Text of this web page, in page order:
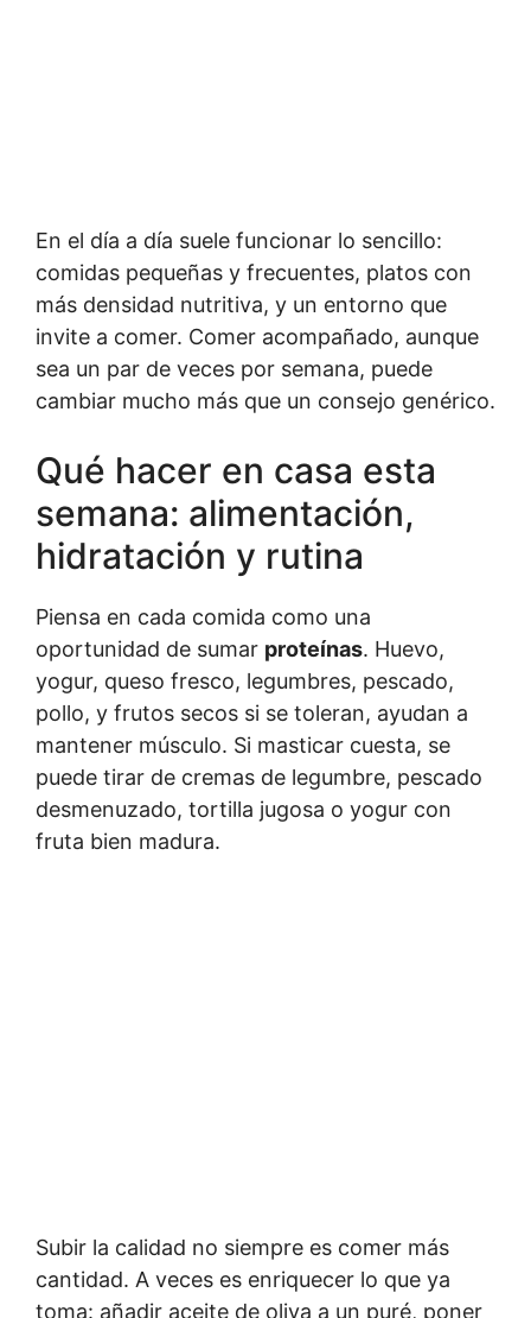
En el día a día suele funcionar lo sencillo:
comidas pequeñas y frecuentes, platos con
más densidad nutritiva, y un entorno que
invite a comer. Comer acompañado, aunque
sea un par de veces por semana, puede
cambiar mucho más que un consejo genérico.
Qué hacer en casa esta
semana: alimentación,
hidratación y rutina
Piensa en cada comida como una
oportunidad de sumar proteínas. Huevo,
yogur, queso fresco, legumbres, pescado,
pollo, y frutos secos si se toleran, ayudan a
mantener músculo. Si masticar cuesta, se
puede tirar de cremas de legumbre, pescado
desmenuzado, tortilla jugosa o yogur con
fruta bien madura.
Subir la calidad no siempre es comer más
cantidad. A veces es enriquecer lo que ya
toma: añadir aceite de oliva a un puré, poner